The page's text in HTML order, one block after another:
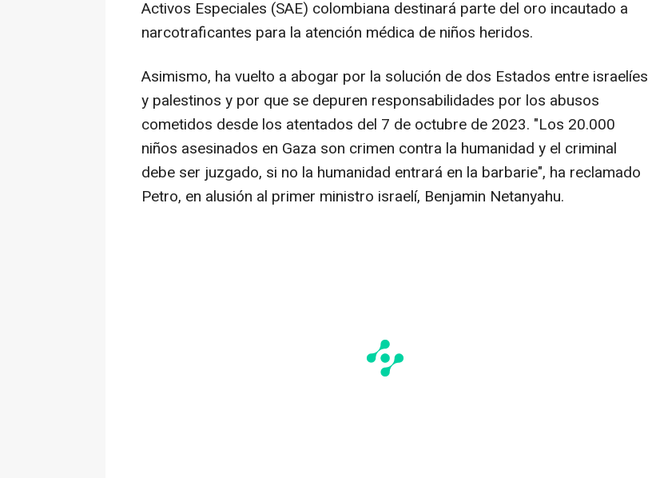
Activos Especiales (SAE) colombiana destinará parte del oro incautado a
narcotraficantes para la atención médica de niños heridos.
Asimismo, ha vuelto a abogar por la solución de dos Estados entre israelíes
y palestinos y por que se depuren responsabilidades por los abusos
cometidos desde los atentados del 7 de octubre de 2023. "Los 20.000
niños asesinados en Gaza son crimen contra la humanidad y el criminal
debe ser juzgado, si no la humanidad entrará en la barbarie", ha reclamado
Petro, en alusión al primer ministro israelí, Benjamin Netanyahu.